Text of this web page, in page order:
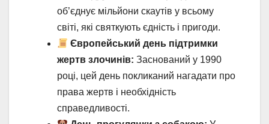
об’єднує мільйони скаутів у всьому
світі, які святкують єдність і пригоди.
Європейський день підтримки
жертв злочинів: Заснований у 1990
році, цей день покликаний нагадати про
права жертв і необхідність
справедливості.